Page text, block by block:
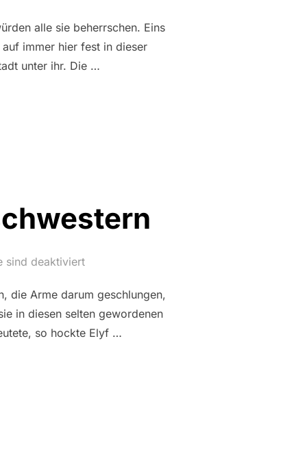
alle sie beherrschen. Eins
immer hier fest in dieser
unter ihr. Die …
UNVORSTELLBAR“
sind deaktiviert
die Arme darum geschlungen,
in diesen selten gewordenen
so hockte Elyf …
KRÄHENSCHWESTERN“